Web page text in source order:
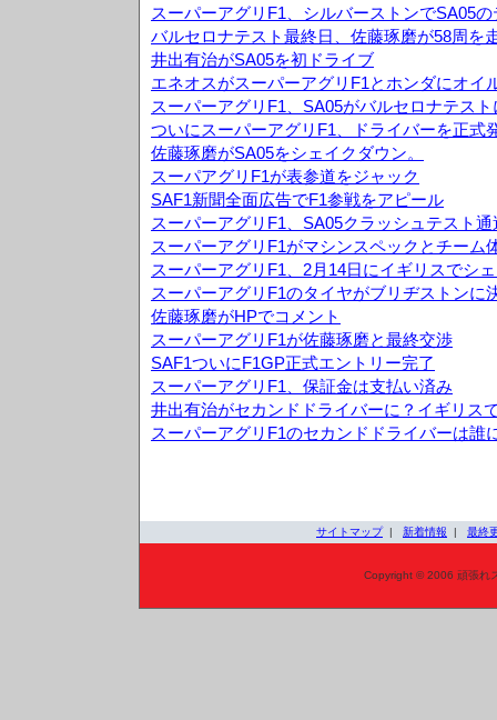
スーパーアグリF1、シルバーストンでSA05の
バルセロナテスト最終日、佐藤琢磨が58周を
井出有治がSA05を初ドライブ
エネオスがスーパーアグリF1とホンダにオイ
スーパーアグリF1、SA05がバルセロナテスト
ついにスーパーアグリF1、ドライバーを正式
佐藤琢磨がSA05をシェイクダウン。
スーパアグリF1が表参道をジャック
SAF1新聞全面広告でF1参戦をアピール
スーパーアグリF1、SA05クラッシュテスト通
スーパーアグリF1がマシンスペックとチーム
スーパーアグリF1、2月14日にイギリスでシ
スーパーアグリF1のタイヤがブリヂストンに
佐藤琢磨がHPでコメント
スーパーアグリF1が佐藤琢磨と最終交渉
SAF1ついにF1GP正式エントリー完了
スーパーアグリF1、保証金は支払い済み
井出有治がセカンドドライバーに？イギリス
スーパーアグリF1のセカンドドライバーは誰
サイトマップ| 新着情報 | 最終
Copyright © 2006 頑張れ